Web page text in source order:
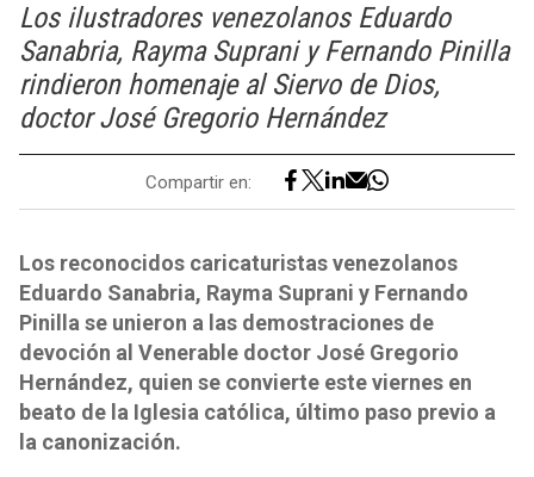
Los ilustradores venezolanos Eduardo
Sanabria, Rayma Suprani y Fernando Pinilla
rindieron homenaje al Siervo de Dios,
doctor José Gregorio Hernández
Compartir en:
Los reconocidos caricaturistas venezolanos
Eduardo Sanabria, Rayma Suprani y Fernando
Pinilla se unieron a las demostraciones de
devoción al Venerable doctor José Gregorio
Hernández, quien se convierte este viernes en
beato de la Iglesia católica, último paso previo a
la canonización.